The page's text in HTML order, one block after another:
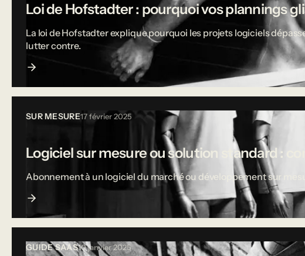
Loi de Hofstadter : pourquoi vos plannings
La loi de Hofstadter explique pourquoi les projets logiciels
lutter contre.
SUR MESURE17 février 2025
Logiciel sur mesure ou solution standard :
Abonnement à un logiciel du marché ou développement sur
GUIDE SAAS10 janvier 2025